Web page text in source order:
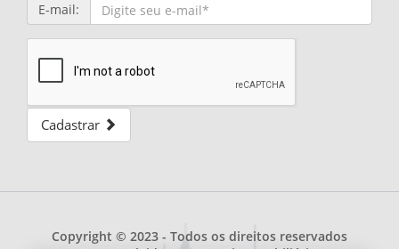
E-mail:
Cadastrar
Copyright © 2023 - Todos os direitos reservados